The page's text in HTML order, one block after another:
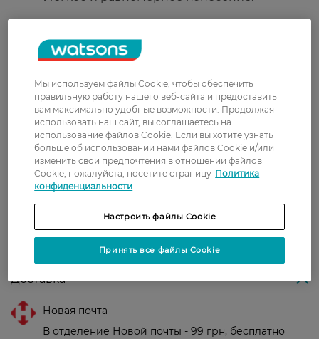
Ежедневного использования и создания
Для всех типов кожи губ.
Страна-производитель:Германия
Рейтинг и отзывы
0
З 0 відгуків
0 відгуків
Доставка
Новая почта
В отделение Новой почты - 99 грн, бесплатно
Мы используем файлы Cookie, чтобы обеспечить
правильную работу нашего веб-сайта и предоставить
вам максимально удобные возможности. Продолжая
использовать наш сайт, вы соглашаетесь на
использование файлов Cookie. Если вы хотите узнать
больше об использовании нами файлов Cookie и/или
изменить свои предпочтения в отношении файлов
Cookie, пожалуйста, посетите страницу Политика
конфиденциальности
Настроить файлы Cookie
Принять все файлы Cookie